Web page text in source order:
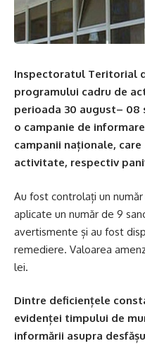
Inspectoratul Teritorial
programului cadru de
perioada 30 august– 08
o campanie de
campanii naționale,
activitate, respectiv
Au fost controlați un
aplicate un număr de 9
avertismente și au fost
remediere. Valoarea
lei.
Dintre deficiențele
evidenței timpului de
informării asupra